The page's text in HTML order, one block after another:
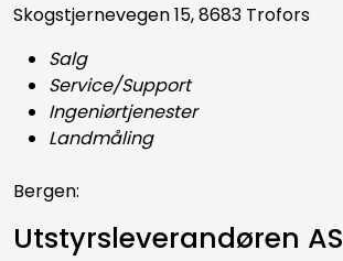
Skogstjernevegen 15, 8683 Trofors
Salg
Service/Support
Ingeniørtjenester
Landmåling
Bergen:
Utstyrsleverandøren AS